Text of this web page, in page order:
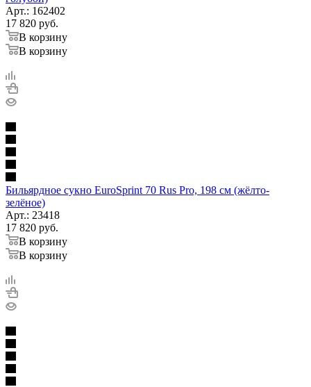
Арт.: 162402
17 820 руб.
В корзину
В корзину
Бильярдное сукно EuroSprint 70 Rus Pro, 198 см (жёлто-
зелёное)
Арт.: 23418
17 820 руб.
В корзину
В корзину